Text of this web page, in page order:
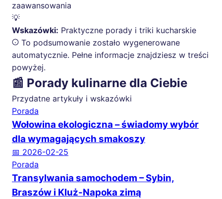
zaawansowania
💡
Wskazówki: Praktyczne porady i triki kucharskie
To podsumowanie zostało wygenerowane
automatycznie. Pełne informacje znajdziesz w treści
powyżej.
📰 Porady kulinarne dla Ciebie
Przydatne artykuły i wskazówki
Porada
Wołowina ekologiczna – świadomy wybór
dla wymagających smakoszy
📅 2026-02-25
Porada
Transylwania samochodem – Sybin,
Braszów i Kluż-Napoka zimą